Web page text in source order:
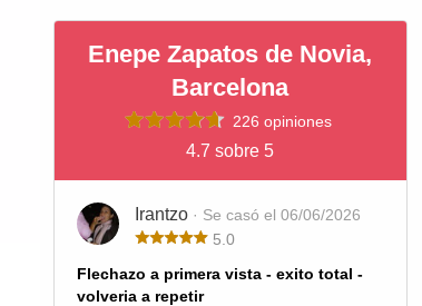
Enepe Zapatos de Novia,
Barcelona
226 opiniones
4.7 sobre 5
Irantzo · Se casó el 06/06/2026
5.0
Flechazo a primera vista - exito total -
volveria a repetir